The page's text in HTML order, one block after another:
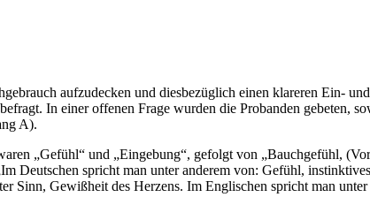
aufzudecken und diesbezüglich einen klareren Ein-
In einer offenen Frage wurden die Probanden gebeten,
A).
„Gefühl“ und „Eingebung“, gefolgt von „Bauchgefühl,
Deutschen spricht man unter anderem von: Gefühl,
Sinn, Gewißheit des Herzens. Im Englischen spricht man